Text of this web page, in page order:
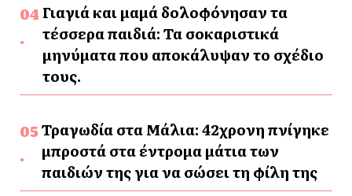
Γιαγιά και μαμά δολοφόνησαν τα
τέσσερα παιδιά: Τα σοκαριστικά
μηνύματα που αποκάλυψαν το σχέδιο
τους.
Τραγωδία στα Μάλια: 42χρονη πνίγηκε
μπροστά στα έντρομα μάτια των
παιδιών της για να σώσει τη φίλη της